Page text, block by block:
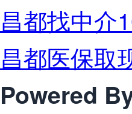
昌都找中介
昌都医保取
Powered